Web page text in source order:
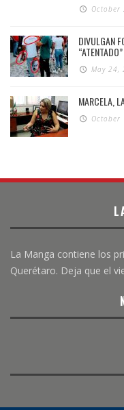
October
DIVULGAN
May 24,
MARCELA,
October
La Manga contiene los
Querétaro. Deja que el